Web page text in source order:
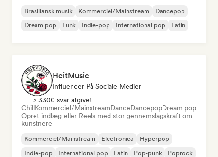
Brasiliansk musik Kommerciel/Mainstream
Dancepop
Dream pop
Funk Indie-pop International pop Latin
HeitMusic
Influencer På Sociale Medier
> 3300 svar afgivet
ChillKommerciel/MainstreamDanceDancepopDream pop
Opret indlæg eller Reels med stor gennemslagskraft om
kunstnere
Kommerciel/Mainstream Electronica
Hyperpop
Indie-pop
International pop Latin Pop-punk Poprock